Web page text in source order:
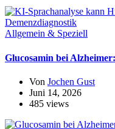
Allgemein & Speziell
Glucosamin bei
Von Jochen Gust
Juni 14, 2026
485 views